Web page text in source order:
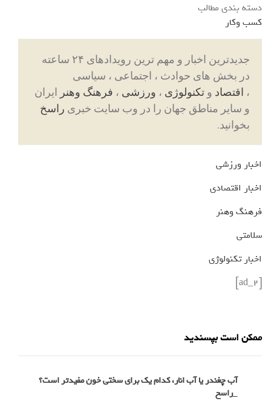
دسته بندی مطالب
کسب وکار
جدیدترین اخبار و مهم ترین رویدادهای ۲۴ ساعته
در بخش های حوادث ، اجتماعی ، سیاسی
، اقتصاد و تکنولوژی ، ورزشی ، فرهنگ وهنر ایران
و سایر مناطق جهان را در وب سایت خبری راسخ
بخوانید.
اخبار ورزشی
اخبار اقتصادی
فرهنگ وهنر
سلامتی
اخبار تکنولوژی
[ad_2]
ممکن است بپسندید
آب چغندر یا آب انار، کدام‌ یک برای سختی خون مفیدتر است؟
_راسخ